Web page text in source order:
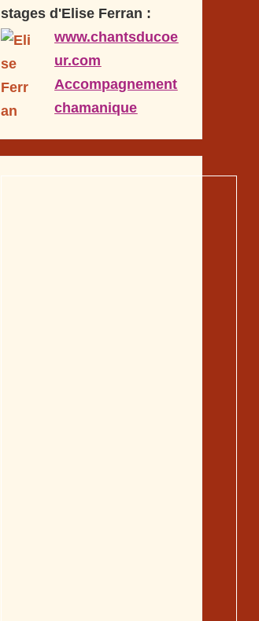
stages d'Elise Ferran :
www.chantsducoe
ur.com
Accompagnement
chamanique